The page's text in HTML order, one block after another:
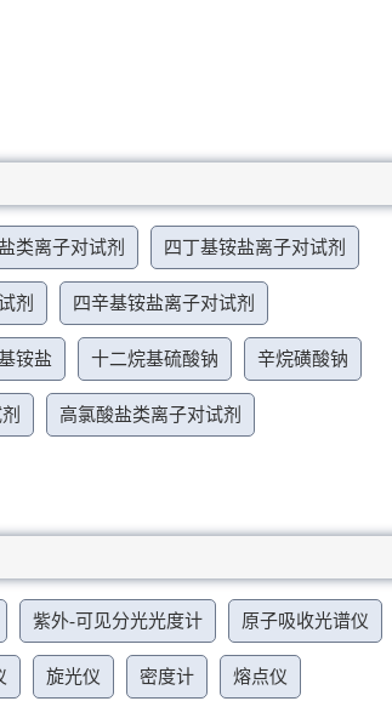
类离子对试剂 四丁基铵盐离子对试剂
剂 四辛基铵盐离子对试剂
铵盐 十二烷基硫酸钠 辛烷磺酸钠
高氯酸盐类离子对试剂
紫外-可见分光光度计 原子吸收光谱仪
旋光仪 密度计 熔点仪